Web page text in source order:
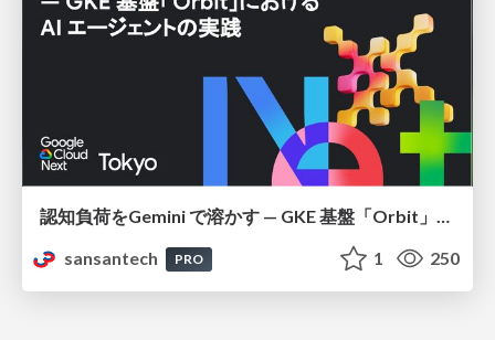
認知負荷をGemini で溶かす — GKE 基盤「Orbit」における AI エージェントの実践
sansantech
PRO 1 250